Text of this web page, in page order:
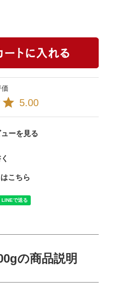
5.00
ーを見る
こちら
の商品説明